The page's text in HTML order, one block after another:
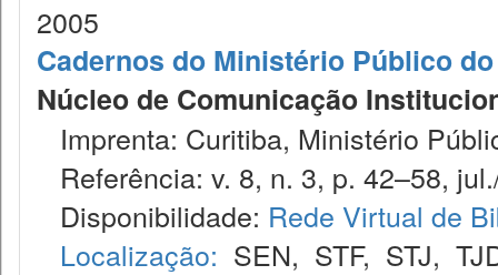
2005
Cadernos do Ministério Público
Núcleo de Comunicação
Imprenta: Curitiba, Ministério
Referência: v. 8, n. 3, p. 42–58,
Disponibilidade: Rede Virtual de
Localização: SEN, STF, STJ,